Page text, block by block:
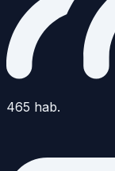
465 hab.